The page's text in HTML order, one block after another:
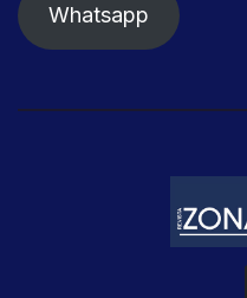
Whatsapp